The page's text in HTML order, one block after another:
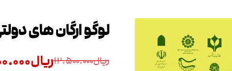
لوگو ارگان های
ریال۱۲.۵۰۰.۰۰۰ریال